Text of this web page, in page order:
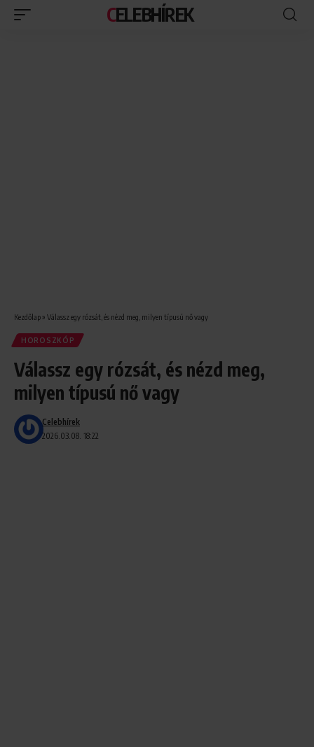
CELEBHÍREK
Kezdőlap» Válassz egy rózsát, és nézd meg, milyen típusú nő vagy
HOROSZKÓP
Válassz egy rózsát, és nézd meg,
milyen típusú nő vagy
2026.03.08. 18:22
Celebhírek